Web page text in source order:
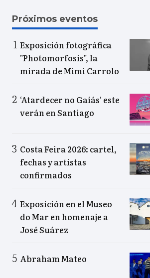
Próximos eventos
Exposición fotográfica
"Photomorfosis", la
mirada de Mimi Carrolo
‘Atardecer no Gaiás’ este
verán en Santiago
Costa Feira 2026: cartel,
fechas y artistas
confirmados
Exposición en el Museo
do Mar en homenaje a
José Suárez
Abraham Mateo